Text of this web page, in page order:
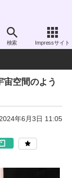
検索 Impressサイト
シェーバー
空間のよう
2024年6月3日 11:05